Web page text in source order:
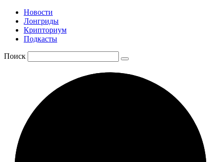
Новости
Лонгриды
Крипториум
Подкасты
Поиск